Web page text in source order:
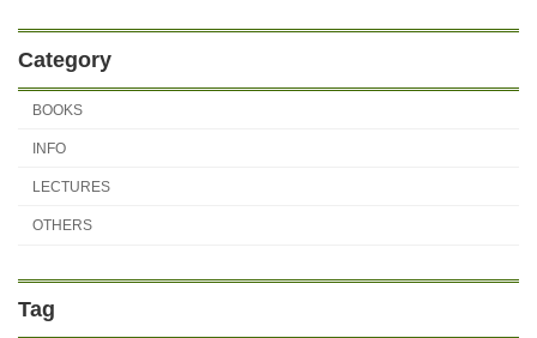
Category
BOOKS
INFO
LECTURES
OTHERS
Tag